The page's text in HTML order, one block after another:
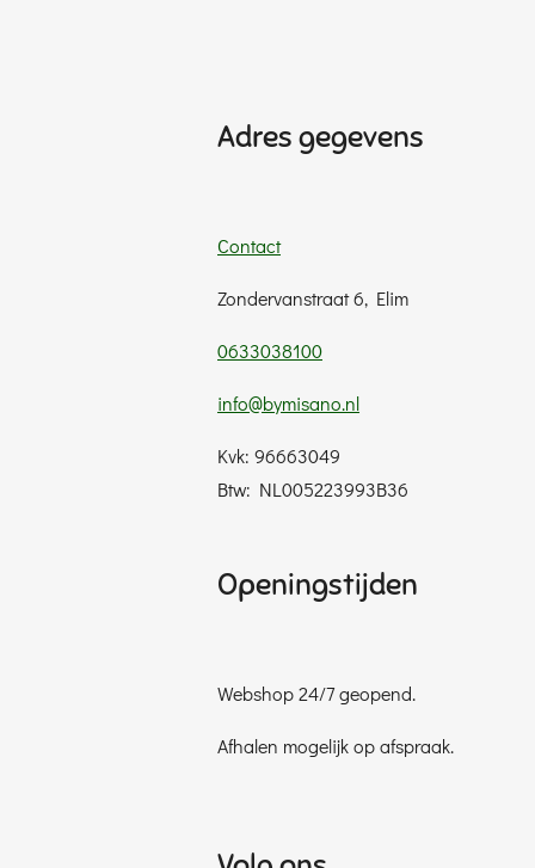
Adres gegevens
Contact
Zondervanstraat 6, Elim
0633038100
info@bymisano.nl
Kvk: 96663049
Btw: NL005223993B36
Openingstijden
Webshop 24/7 geopend.
Afhalen mogelijk op afspraak.